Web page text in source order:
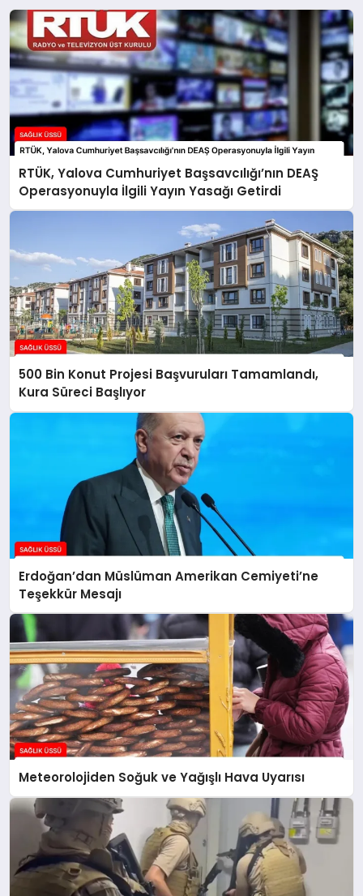
RTÜK, Yalova Cumhuriyet Başsavcılığı’nın DEAŞ
Operasyonuyla İlgili Yayın Yasağı Getirdi
500 Bin Konut Projesi Başvuruları Tamamlandı,
Kura Süreci Başlıyor
Erdoğan’dan Müslüman Amerikan Cemiyeti’ne
Teşekkür Mesajı
Meteorolojiden Soğuk ve Yağışlı Hava Uyarısı